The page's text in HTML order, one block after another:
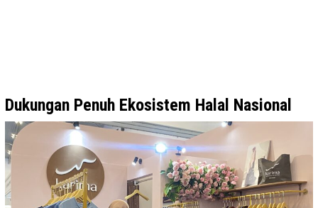
Dukungan Penuh Ekosistem Halal Nasional